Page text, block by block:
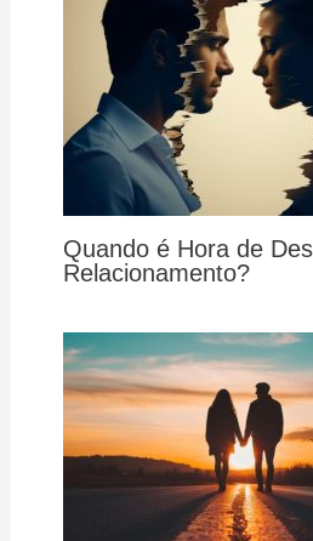
Quando é Hora de
Relacionamento?